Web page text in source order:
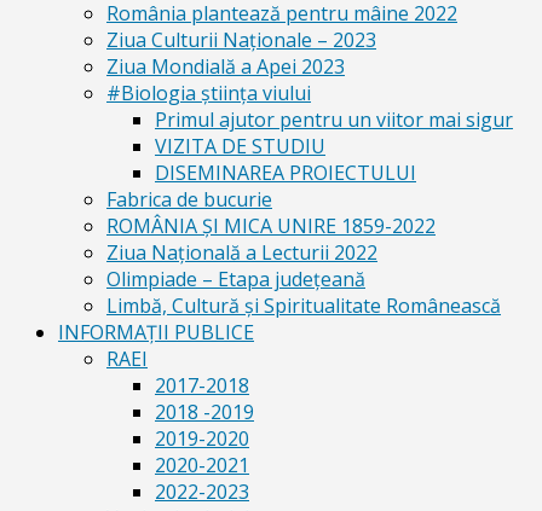
România plantează pentru mâine 2022
Ziua Culturii Naționale – 2023
Ziua Mondială a Apei 2023
#Biologia știința viului
Primul ajutor pentru un viitor mai sigur
VIZITA DE STUDIU
DISEMINAREA PROIECTULUI
Fabrica de bucurie
ROMÂNIA ŞI MICA UNIRE 1859-2022
Ziua Naţională a Lecturii 2022
Olimpiade – Etapa judeţeană
Limbă, Cultură și Spiritualitate Românească
INFORMAŢII PUBLICE
RAEI
2017-2018
2018 -2019
2019-2020
2020-2021
2022-2023